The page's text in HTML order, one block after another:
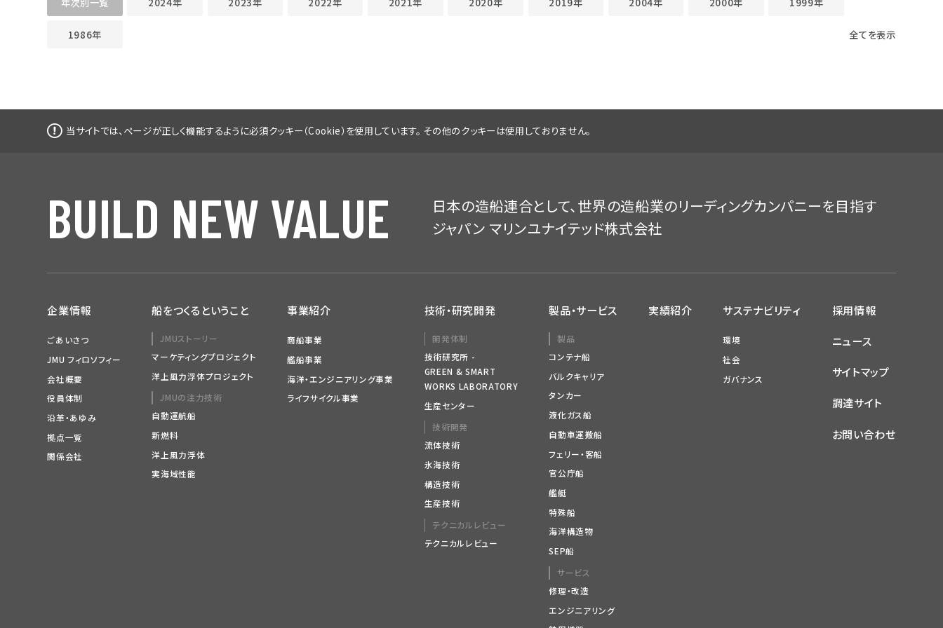
1986年 全てを表示
当サイトでは、ページが正しく機能するように必須クッキー（Cookie）を使用しています。 その他のクッキーは使用しておりません。
BUILD NEW VALUE 日本の造船連合として、世界の造船業のリーディングカンパニーを目指す
ジャパン マリンユナイテッド株式会社
企業情報
ごあいさつ
JMU フィロソフィー
会社概要
役員体制
沿革・あゆみ
拠点一覧
関係会社
船をつくるということ
JMUストーリー
マーケティングプロジェクト
洋上風力浮体プロジェクト
JMUの注力技術
自動運航船
新燃料
洋上風力浮体
実海域性能
事業紹介
商船事業
艦船事業
海洋・エンジニアリング事業
ライフサイクル事業
技術・研究開発
開発体制
技術研究所 -
GREEN & SMART
WORKS LABORATORY
生産センター
技術開発
流体技術
氷海技術
構造技術
生産技術
テクニカルレビュー
テクニカルレビュー
製品・サービス
製品
コンテナ船
バルクキャリア
タンカー
液化ガス船
自動車運搬船
フェリー・客船
官公庁船
艦艇
特殊船
海洋構造物
SEP船
サービス
修理・改造
エンジニアリング
実績紹介 サステナビリティ
環境
社会
ガバナンス
採用情報
ニュース
サイトマップ
調達サイト
お問い合わせ